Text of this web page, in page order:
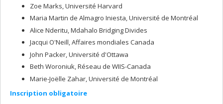
Zoe Marks, Université Harvard
Maria Martin de Almagro Iniesta, Université de Montréal
Alice Nderitu, Mdahalo Bridging Divides
Jacqui O'Neill, Affaires mondiales Canada
John Packer, Université d'Ottawa
Beth Woroniuk, Réseau de WIIS-Canada
Marie-Joëlle Zahar, Université de Montréal
Inscription obligatoire